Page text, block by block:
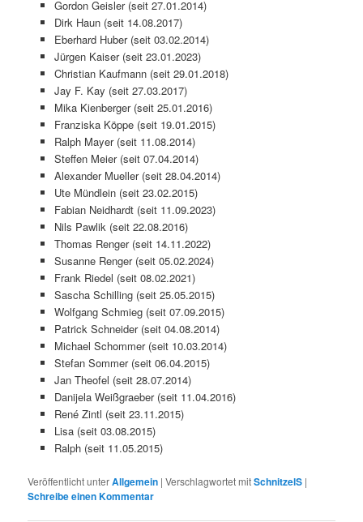
Gordon Geisler (seit 27.01.2014)
Dirk Haun (seit 14.08.2017)
Eberhard Huber (seit 03.02.2014)
Jürgen Kaiser (seit 23.01.2023)
Christian Kaufmann (seit 29.01.2018)
Jay F. Kay (seit 27.03.2017)
Mika Kienberger (seit 25.01.2016)
Franziska Köppe (seit 19.01.2015)
Ralph Mayer (seit 11.08.2014)
Steffen Meier (seit 07.04.2014)
Alexander Mueller (seit 28.04.2014)
Ute Mündlein (seit 23.02.2015)
Fabian Neidhardt (seit 11.09.2023)
Nils Pawlik (seit 22.08.2016)
Thomas Renger (seit 14.11.2022)
Susanne Renger (seit 05.02.2024)
Frank Riedel (seit 08.02.2021)
Sascha Schilling (seit 25.05.2015)
Wolfgang Schmieg (seit 07.09.2015)
Patrick Schneider (seit 04.08.2014)
Michael Schommer (seit 10.03.2014)
Stefan Sommer (seit 06.04.2015)
Jan Theofel (seit 28.07.2014)
Danijela Weißgraeber (seit 11.04.2016)
René Zintl (seit 23.11.2015)
Lisa (seit 03.08.2015)
Ralph (seit 11.05.2015)
Veröffentlicht unterAllgemein |Verschlagwortet mitSchnitzelS |
Schreibe einen Kommentar